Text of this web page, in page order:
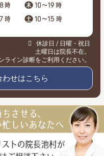
休診日 / 日曜・祝日
土曜日は院長不在。
ライン診断をご利用ください。
せはこちら